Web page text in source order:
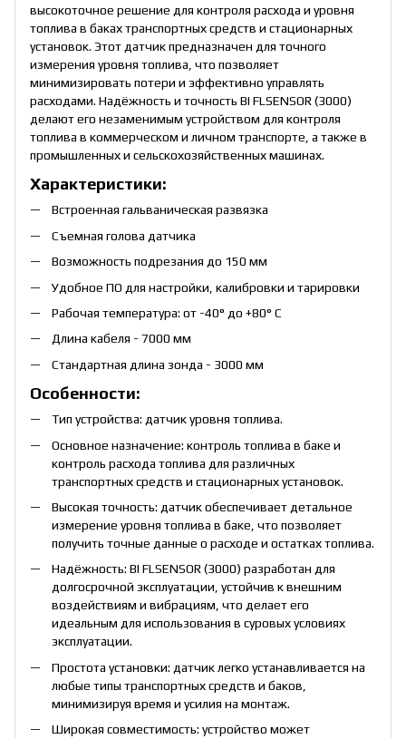
высокоточное решение для контроля расхода и уровня
топлива в баках транспортных средств и стационарных
установок. Этот датчик предназначен для точного
измерения уровня топлива, что позволяет
минимизировать потери и эффективно управлять
расходами. Надёжность и точность BI FLSENSOR (3000)
делают его незаменимым устройством для контроля
топлива в коммерческом и личном транспорте, а также в
промышленных и сельскохозяйственных машинах.
Характеристики:
Встроенная гальваническая развязка
Съемная голова датчика
Возможность подрезания до 150 мм
Удобное ПО для настройки, калибровки и тарировки
Рабочая температура: от -40° до +80° С
Длина кабеля - 7000 мм
Стандартная длина зонда - 3000 мм
Особенности:
Тип устройства: датчик уровня топлива.
Основное назначение: контроль топлива в баке и
контроль расхода топлива для различных
транспортных средств и стационарных установок.
Высокая точность: датчик обеспечивает детальное
измерение уровня топлива в баке, что позволяет
получить точные данные о расходе и остатках топлива.
Надёжность: BI FLSENSOR (3000) разработан для
долгосрочной эксплуатации, устойчив к внешним
воздействиям и вибрациям, что делает его
идеальным для использования в суровых условиях
эксплуатации.
Простота установки: датчик легко устанавливается на
любые типы транспортных средств и баков,
минимизируя время и усилия на монтаж.
Широкая совместимость: устройство может